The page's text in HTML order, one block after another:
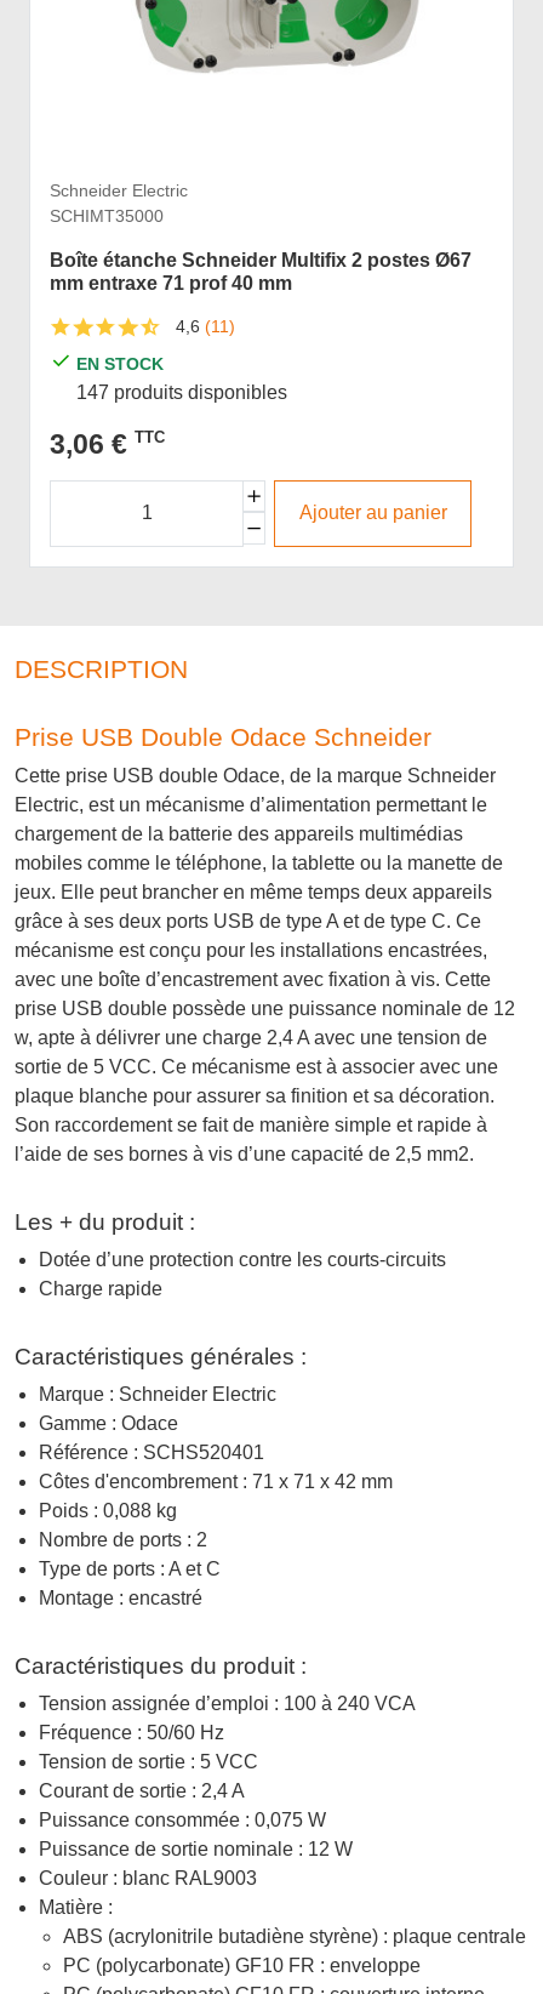
Schneider Electric
SCHIMT35000
Boîte étanche Schneider Multifix 2 postes Ø67
mm entraxe 71 prof 40 mm
4,6 (11)
EN STOCK
147 produits disponibles
3,06 € TTC
Ajouter au panier
DESCRIPTION
Prise USB Double Odace Schneider
Cette prise USB double Odace, de la marque Schneider
Electric, est un mécanisme d’alimentation permettant le
chargement de la batterie des appareils multimédias
mobiles comme le téléphone, la tablette ou la manette de
jeux. Elle peut brancher en même temps deux appareils
grâce à ses deux ports USB de type A et de type C. Ce
mécanisme est conçu pour les installations encastrées,
avec une boîte d’encastrement avec fixation à vis. Cette
prise USB double possède une puissance nominale de 12
w, apte à délivrer une charge 2,4 A avec une tension de
sortie de 5 VCC. Ce mécanisme est à associer avec une
plaque blanche pour assurer sa finition et sa décoration.
Son raccordement se fait de manière simple et rapide à
l’aide de ses bornes à vis d’une capacité de 2,5 mm2.
Les + du produit :
Dotée d’une protection contre les courts-circuits
Charge rapide
Caractéristiques générales :
Marque : Schneider Electric
Gamme : Odace
Référence : SCHS520401
Côtes d'encombrement : 71 x 71 x 42 mm
Poids : 0,088 kg
Nombre de ports : 2
Type de ports : A et C
Montage : encastré
Caractéristiques du produit :
Tension assignée d’emploi : 100 à 240 VCA
Fréquence : 50/60 Hz
Tension de sortie : 5 VCC
Courant de sortie : 2,4 A
Puissance consommée : 0,075 W
Puissance de sortie nominale : 12 W
Couleur : blanc RAL9003
Matière :
ABS (acrylonitrile butadiène styrène) : plaque centrale
PC (polycarbonate) GF10 FR : enveloppe